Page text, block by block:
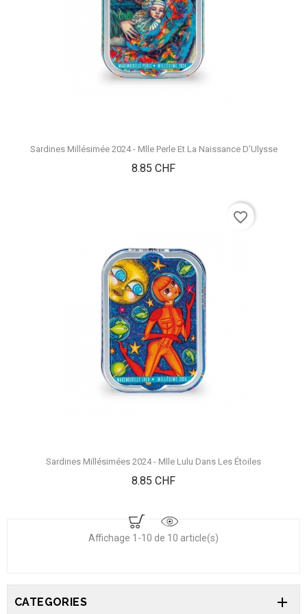
Sardines Millésimée 2024 - Mlle Perle Et La Naissance D'Ulysse
8.85 CHFPrix
Sardines Millésimées 2024 - Mlle Lulu Dans Les Étoiles
8.85 CHFPrix
favorite_border
Affichage 1-10 de 10 article(s)
CATEGORIES 